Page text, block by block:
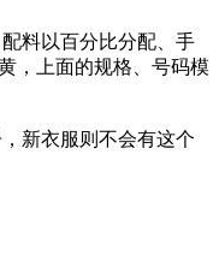
料以百分比分配、手
，上面的规格、号码模
新衣服则不会有这个